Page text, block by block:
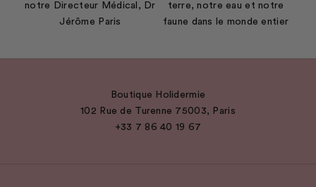
notre Directeur Médical, Dr
Jérôme Paris
terre, notre eau et notre
faune dans le monde entier
Boutique Holidermie
102 Rue de Turenne 75003, Paris
+33 7 86 40 19 67